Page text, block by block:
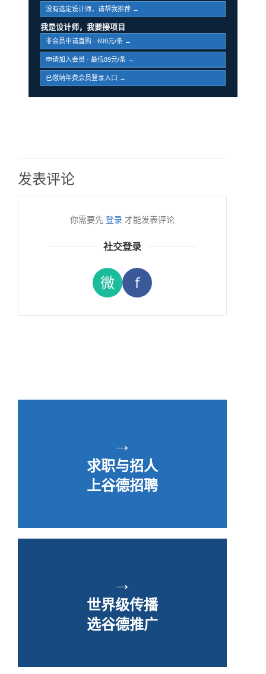
没有选定设计师，请帮我推荐 →
我是设计师，我要接项目
非会员申请直购 · 699元/条 →
申请加入会员 · 最低89元/条 →
已缴纳年费会员登录入口 →
发表评论
你需要先 登录 才能发表评论
社交登录
微 f
→
求职与招人
上谷德招聘
→
世界级传播
选谷德推广